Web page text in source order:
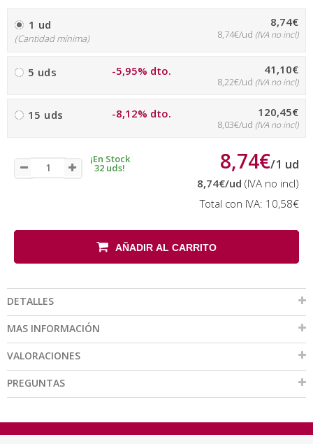
1 ud
(Cantidad mínima)
8,74€
8,74€/ud (IVA no incl)
5 uds -5,95% dto. 41,10€
8,22€/ud (IVA no incl)
15 uds -8,12% dto. 120,45€
8,03€/ud (IVA no incl)
¡En Stock
32 uds! 8,74€/1 ud
8,74€/ud (IVA no incl)
Total con IVA: 10,58€
AÑADIR AL CARRITO
DETALLES
MAS INFORMACIÓN
VALORACIONES
PREGUNTAS